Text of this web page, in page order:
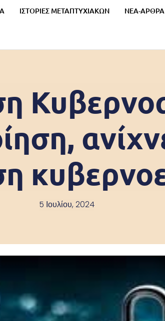
ΙΣΤΟΡΙΕΣ ΜΕΤΑΠΤΥΧΙΑΚΩΝ ΝΕΑ-ΑΡΘΡΑ
5 Ιουλίου, 2024